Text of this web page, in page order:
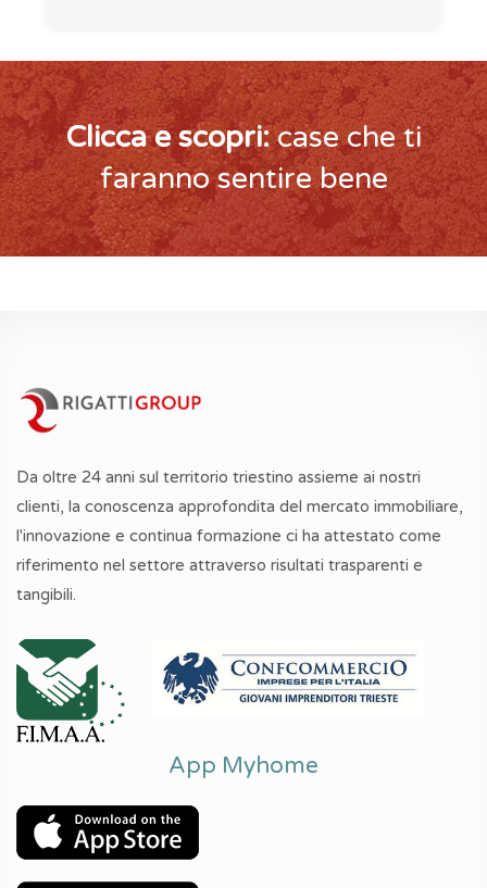
Clicca e scopri:case che ti
faranno sentire bene
Da oltre 24 anni sul territorio triestino assieme ai nostri
clienti, la conoscenza approfondita del mercato immobiliare,
l'innovazione e continua formazione ci ha attestato come
riferimento nel settore attraverso risultati trasparenti e
tangibili.
App Myhome